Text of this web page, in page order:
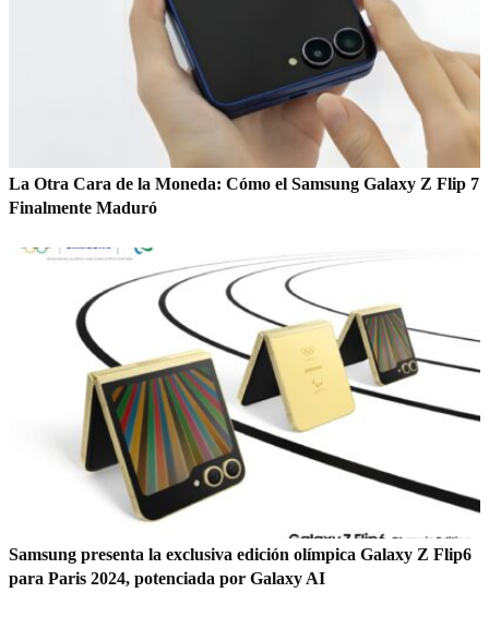
La Otra Cara de la Moneda: Cómo el Samsung Galaxy Z Flip 7
Finalmente Maduró
Samsung presenta la exclusiva edición olímpica Galaxy Z Flip6
para Paris 2024, potenciada por Galaxy AI